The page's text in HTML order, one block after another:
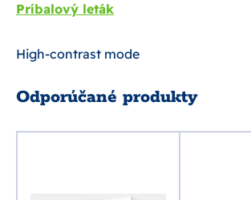
Príbalový leták
High-contrast mode
Odporúčané produkty